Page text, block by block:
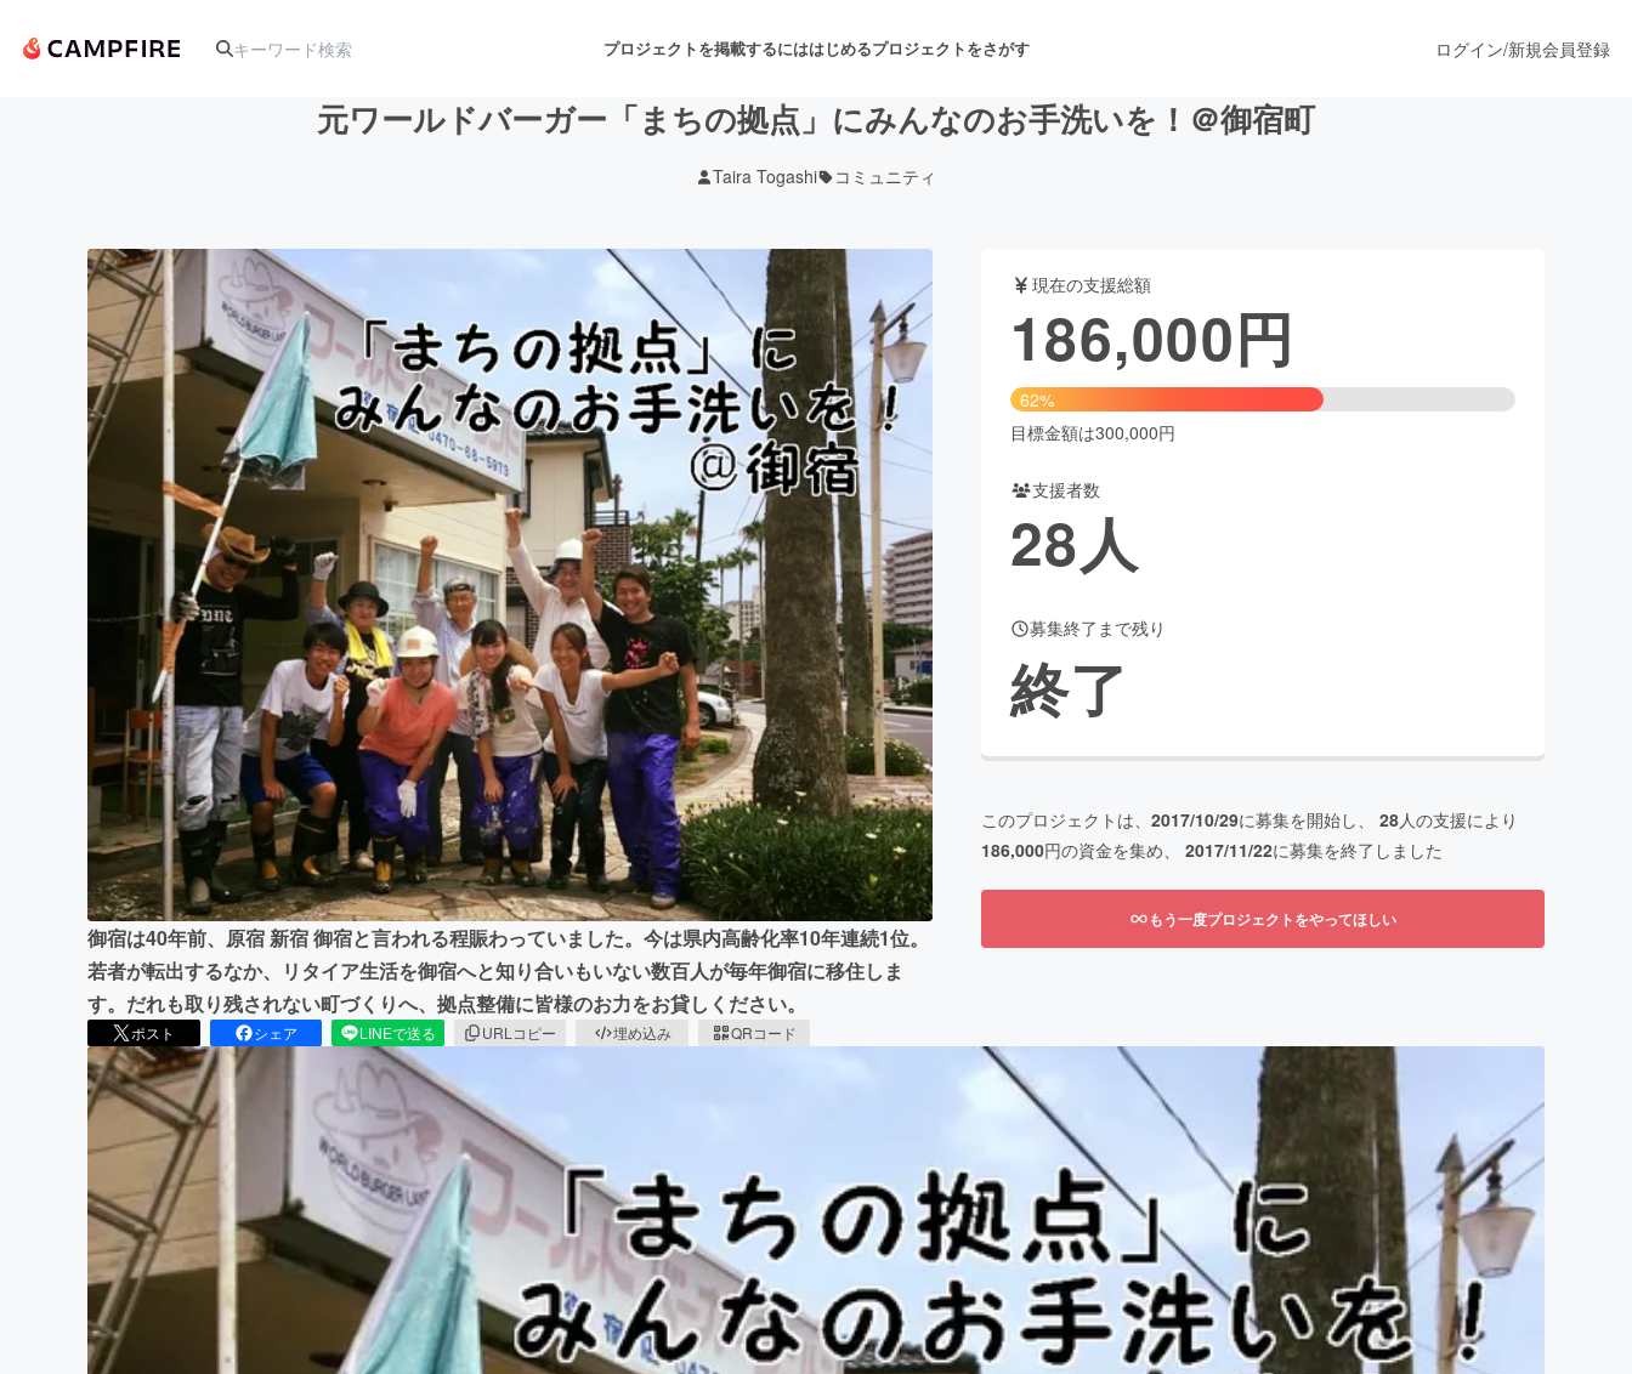
プロジェクトを掲載するにははじめるプロジェクトをさがす
アート・写真 舞台・パフォーマンス
テクノロジー・ガジェット ゲーム・サービス開発 フード・飲食店 ファッション
映像・映画 書籍・雑誌出版
ビジネス・起業 チャレンジ ビューティー・ヘルスケア
まちづくり・地域活性化
CAMPFIRE for Social GoodCAMPFIRE Creation
CAMPFIREふるさと納税machi-yaコミュニティ
ログイン/新規会員登録
元ワールドバーガー「まちの拠点」にみんなのお手洗いを！＠御宿町
Taira Togashi コミュニティ
御宿は40年前、原宿 新宿 御宿と言われる程賑わっていました。今は県内高齢化率10年連続1位。
若者が転出するなか、リタイア生活を御宿へと知り合いもいない数百人が毎年御宿に移住しま
す。だれも取り残されない町づくりへ、拠点整備に皆様のお力をお貸しください。
ポスト シェア LINEで送る URLコピー 埋め込み QRコード
現在の支援総額
186,000円
62%
目標金額は300,000円
支援者数
28人
募集終了まで残り
終了
このプロジェクトは、 2017/10/29に募集を開始し、 28人の支援により
186,000円の資金を集め、 2017/11/22に募集を終了しました
もう一度プロジェクトをやってほしい